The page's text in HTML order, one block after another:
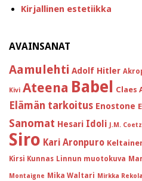
Kirjallinen estetiikka
AVAINSANAT
Aamulehti Adolf Hitler
Kivi Ateena Babel Claes
Elämän tarkoitus Enostone
Sanomat Hesari Idoli J.M.
Siro Kari Aronpuro
Kirsi Kunnas Linnun muotokuva
Montaigne Mika Waltari Mirkka Rekola